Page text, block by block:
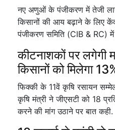
नए अणुओं के पंजीकरण में तेजी
किसानों की आय बढ़ाने के लिए
पंजीकरण समिति (CIB & RC)
कीटनाशकों पर लगेगी
किसानों को मिलेगा
फिक्की के 11वें कृषि रसायन
कृषि मंत्री ने जीएसटी को 18
करने की मांग उठाने पर बात कही.